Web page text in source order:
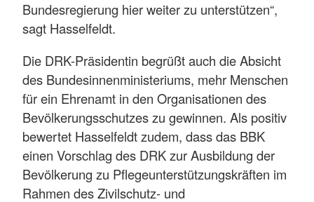
Bundesregierung hier weiter zu unterstützen“,
sagt Hasselfeldt.
Die DRK-Präsidentin begrüßt auch die Absicht
des Bundesinnenministeriums, mehr Menschen
für ein Ehrenamt in den Organisationen des
Bevölkerungsschutzes zu gewinnen. Als positiv
bewertet Hasselfeldt zudem, dass das BBK
einen Vorschlag des DRK zur Ausbildung der
Bevölkerung zu Pflegeunterstützungskräften im
Rahmen des Zivilschutz- und